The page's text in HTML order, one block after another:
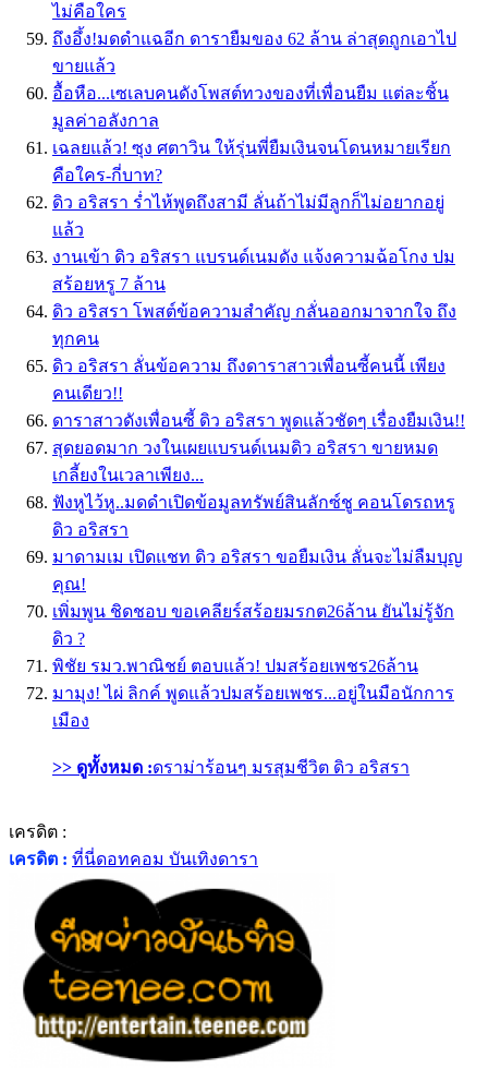
ไม่คือใคร
ถึงอึ้ง!มดดำแฉอีก ดารายืมของ 62 ล้าน ล่าสุดถูกเอาไป
ขายแล้ว
อื้อหือ...เซเลบคนดังโพสต์ทวงของที่เพื่อนยืม แต่ละชิ้น
มูลค่าอลังกาล
เฉลยแล้ว! ซุง ศตาวิน ให้รุ่นพี่ยืมเงินจนโดนหมายเรียก
คือใคร-กี่บาท?
ดิว อริสรา ร่ำไห้พูดถึงสามี ลั่นถ้าไม่มีลูกก็ไม่อยากอยู่
แล้ว
งานเข้า ดิว อริสรา แบรนด์เนมดัง แจ้งความฉ้อโกง ปม
สร้อยหรู 7 ล้าน
ดิว อริสรา โพสต์ข้อความสำคัญ กลั่นออกมาจากใจ ถึง
ทุกคน
ดิว อริสรา ลั่นข้อความ ถึงดาราสาวเพื่อนซี้คนนี้ เพียง
คนเดียว!!
ดาราสาวดังเพื่อนซี้ ดิว อริสรา พูดแล้วชัดๆ เรื่องยืมเงิน!!
สุดยอดมาก วงในเผยแบรนด์เนมดิว อริสรา ขายหมด
เกลี้ยงในเวลาเพียง...
ฟังหูไว้หู..มดดำเปิดข้อมูลทรัพย์สินลักซ์ชู คอนโดรถหรู
ดิว อริสรา
มาดามเม เปิดแชท ดิว อริสรา ขอยืมเงิน ลั่นจะไม่ลืมบุญ
คุณ!
เพิ่มพูน ชิดชอบ ขอเคลียร์สร้อยมรกต26ล้าน ยันไม่รู้จัก
ดิว ?
พิชัย รมว.พาณิชย์ ตอบแล้ว! ปมสร้อยเพชร26ล้าน
มามุง! ไผ่ ลิกค์ พูดแล้วปมสร้อยเพชร...อยู่ในมือนักการ
เมือง
>> ดูทั้งหมด :ดราม่าร้อนๆ มรสุมชีวิต ดิว อริสรา
เครดิต :
เครดิต : ที่นี่ดอทคอม บันเทิงดารา